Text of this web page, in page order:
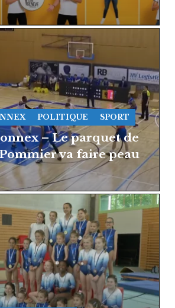
POLITIQUE SPORT
– Le parquet de
va faire peau